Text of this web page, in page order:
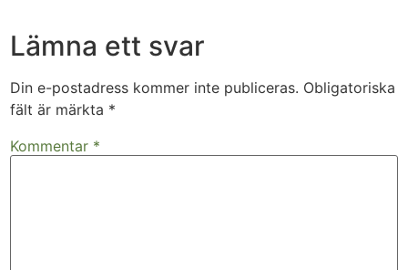
Lämna ett svar
Din e-postadress kommer inte publiceras. Obligatoriska
fält är märkta *
Kommentar *